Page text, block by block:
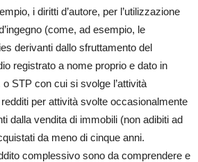
i diritti d’autore, per l’utilizzazione
(come, ad esempio, le
derivanti dallo sfruttamento del
registrato a nome proprio e dato in
STP con cui si svolge l’attività
per attività svolte occasionalmente
dalla vendita di immobili (non adibiti ad
da meno di cinque anni.
complessivo sono da comprendere e